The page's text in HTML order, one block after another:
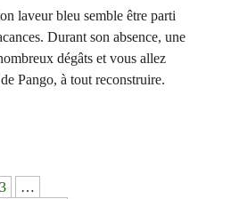
laveur bleu semble être parti
Durant son absence, une
dégâts et vous allez
Pango, à tout reconstruire.
3
…